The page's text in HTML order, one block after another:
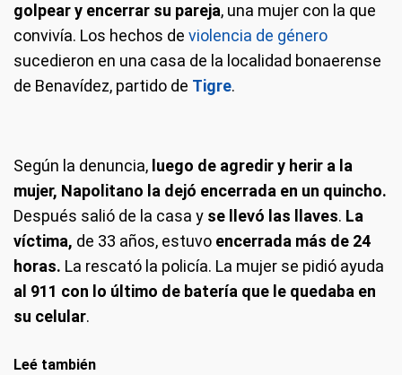
Luciano Napolitano declaró en indagatoria quecerrólas puertas para
que la mujer a quien dejó encerrada durante más de un día entero no
le robara sus cosas.
En el allanamiento encontraron un revólver calibre 38 cargado.
Napolitano no estaba autorizado para portación ni tenencia del arma.
golpear y encerrar su pareja, una mujer con la que
convivía. Los hechos de violencia de género
sucedieron en una casa de la localidad bonaerense
de Benavídez, partido de Tigre.
Según la denuncia, luego de agredir y herir a la
mujer, Napolitano la dejó encerrada en un quincho.
Después salió de la casa y se llevó las llaves. La
víctima, de 33 años, estuvo encerrada más de 24
horas. La rescató la policía. La mujer se pidió ayuda
al 911 con lo último de batería que le quedaba en
su celular.
Leé también